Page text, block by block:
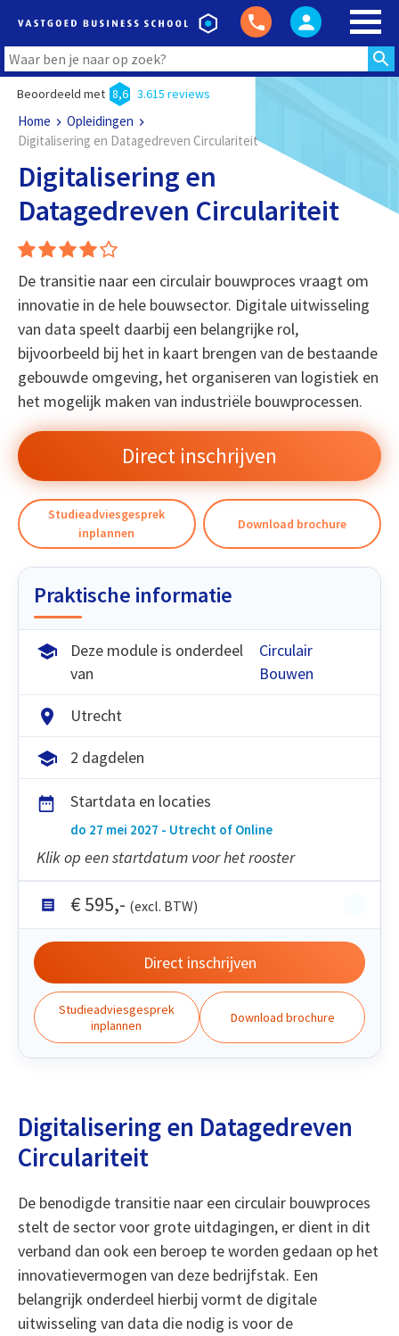
Beoordeeld met 8,6 3.615 reviews
Home
Opleidingen
Digitalisering en Datagedreven Circulariteit
Digitalisering en Datagedreven
Circulariteit
De benodigde transitie naar een circulair bouwproces
stelt de sector voor grote uitdagingen, er dient in dit
verband dan ook een beroep te worden gedaan op het
innovatievermogen van deze bedrijfstak. Een
belangrijk onderdeel hierbij vormt de digitale
uitwisseling van data die nodig is voor de
Digitalisering en
Datagedreven Circulariteit
De transitie naar een circulair bouwproces vraagt om
innovatie in de hele bouwsector. Digitale uitwisseling
van data speelt daarbij een belangrijke rol,
bijvoorbeeld bij het in kaart brengen van de bestaande
gebouwde omgeving, het organiseren van logistiek en
het mogelijk maken van industriële bouwprocessen.
Download brochure
Studieadviesgesprek
inplannen
Direct inschrijven
Praktische informatie
Deze module is onderdeel
van
Circulair
Bouwen
Utrecht
2 dagdelen
Startdata en locaties
do 27 mei 2027 - Utrecht of Online
Klik op een startdatum voor het rooster
€ 595,- (excl. BTW)
Direct inschrijven
Studieadviesgesprek
inplannen
Download brochure